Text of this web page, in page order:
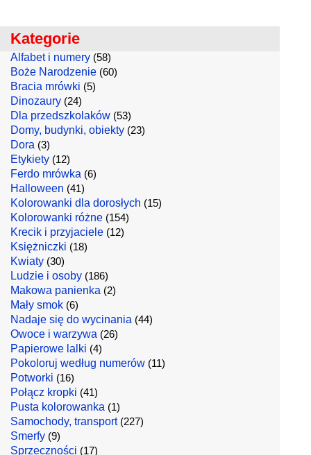
Kategorie
Alfabet i numery (58)
Boże Narodzenie (60)
Bracia mrówki (5)
Dinozaury (24)
Dla przedszkolaków (53)
Domy, budynki, obiekty (23)
Dora (3)
Etykiety (12)
Ferdo mrówka (6)
Halloween (41)
Kolorowanki dla dorosłych (15)
Kolorowanki różne (154)
Krecik i przyjaciele (12)
Księżniczki (18)
Kwiaty (30)
Ludzie i osoby (186)
Makowa panienka (2)
Mały smok (6)
Nadaje się do wycinania (44)
Owoce i warzywa (26)
Papierowe lalki (4)
Pokoloruj według numerów (11)
Potworki (16)
Połącz kropki (41)
Pusta kolorowanka (1)
Samochody, transport(227)
Smerfy (9)
Sprzeczności (17)